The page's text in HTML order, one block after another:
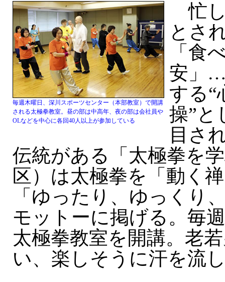
毎週木曜日、深川スポーツセンター（本部教室）で開講
される太極拳教室。昼の部は中高年、夜の部は会社員や
OLなどを中心に各回40人以上が参加している
忙し
とさ
「食
安」
する“
操”と
目さ
伝統がある「太極拳を
区）は太極拳を「動く
「ゆったり、ゆっくり
モットーに掲げる。毎
太極拳教室を開講。老
い、楽しそうに汗を流